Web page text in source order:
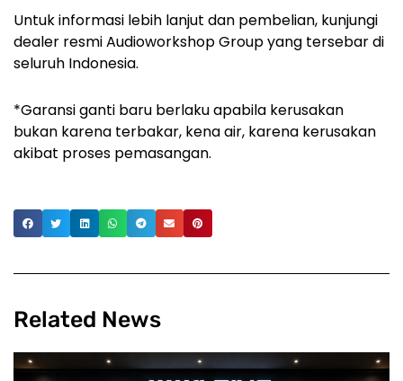
Untuk informasi lebih lanjut dan pembelian, kunjungi
dealer resmi Audioworkshop Group yang tersebar di
seluruh Indonesia.
*Garansi ganti baru berlaku apabila kerusakan
bukan karena terbakar, kena air, karena kerusakan
akibat proses pemasangan.
Related News